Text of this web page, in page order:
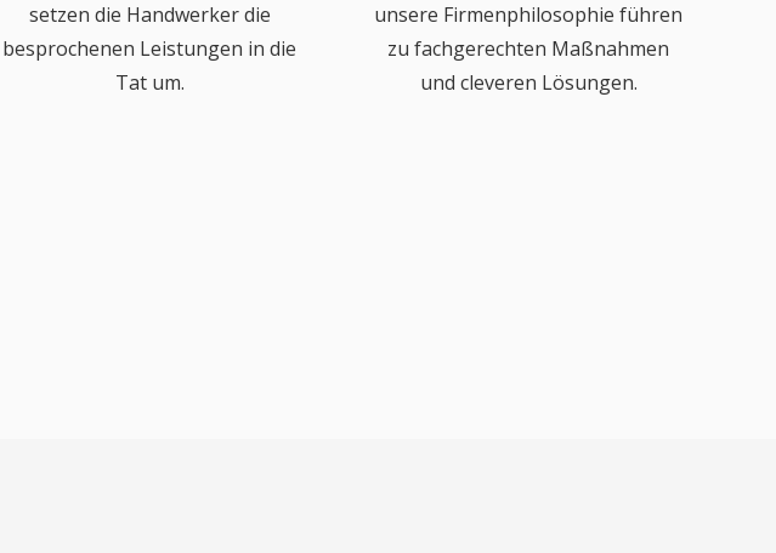
setzen die Handwerker die
besprochenen Leistungen in die
Tat um.
unsere Firmenphilosophie führen
zu fachgerechten Maßnahmen
und cleveren Lösungen.